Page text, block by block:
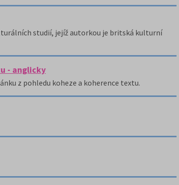
studií, jejíž autorkou je britská kulturní
- anglicky
z pohledu koheze a koherence textu.